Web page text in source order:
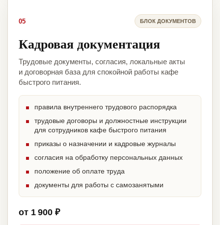
05 БЛОК ДОКУМЕНТОВ
Кадровая документация
Трудовые документы, согласия, локальные акты
и договорная база для спокойной работы кафе
быстрого питания.
правила внутреннего трудового распорядка
трудовые договоры и должностные инструкции
для сотрудников кафе быстрого питания
приказы о назначении и кадровые журналы
согласия на обработку персональных данных
положение об оплате труда
документы для работы с самозанятыми
от 1 900 ₽